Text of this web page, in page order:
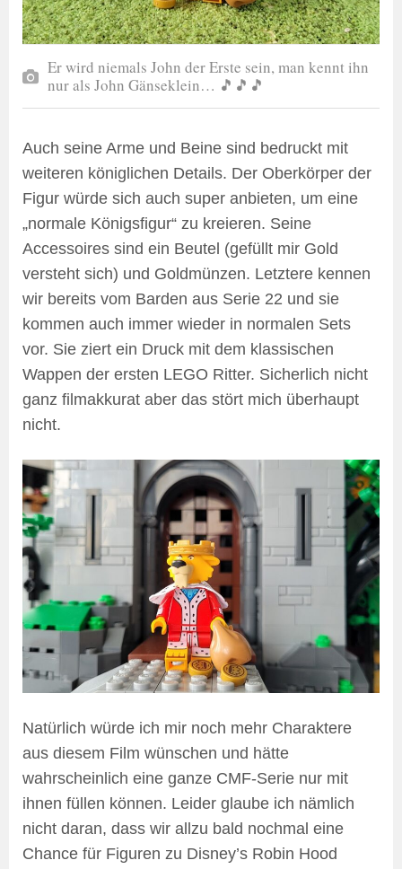
Er wird niemals John der Erste sein, man kennt ihn
nur als John Gänseklein… 🎵🎵🎵
Auch seine Arme und Beine sind bedruckt mit
weiteren königlichen Details. Der Oberkörper der
Figur würde sich auch super anbieten, um eine
„normale Königsfigur“ zu kreieren. Seine
Accessoires sind ein Beutel (gefüllt mir Gold
versteht sich) und Goldmünzen. Letztere kennen
wir bereits vom Barden aus Serie 22 und sie
kommen auch immer wieder in normalen Sets
vor. Sie ziert ein Druck mit dem klassischen
Wappen der ersten LEGO Ritter. Sicherlich nicht
ganz filmakkurat aber das stört mich überhaupt
nicht.
Natürlich würde ich mir noch mehr Charaktere
aus diesem Film wünschen und hätte
wahrscheinlich eine ganze CMF-Serie nur mit
ihnen füllen können. Leider glaube ich nämlich
nicht daran, dass wir allzu bald nochmal eine
Chance für Figuren zu Disney’s Robin Hood